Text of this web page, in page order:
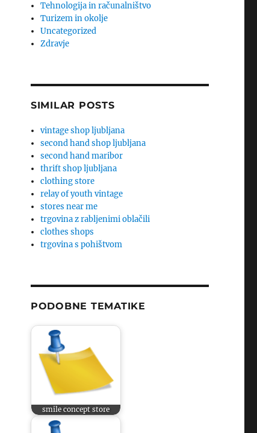
Tehnologija in računalništvo
Turizem in okolje
Uncategorized
Zdravje
SIMILAR POSTS
vintage shop ljubljana
second hand shop ljubljana
second hand maribor
thrift shop ljubljana
clothing store
relay of youth vintage
stores near me
trgovina z rabljenimi oblačili
clothes shops
trgovina s pohištvom
PODOBNE TEMATIKE
smile concept store